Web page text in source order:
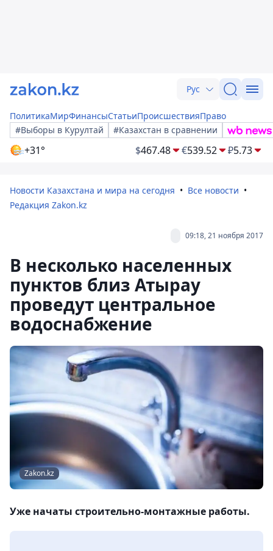
Рус
ПолитикаМирФинансыСтатьиПроисшествияПраво
#Выборы в Курултай
#Казахстан в сравнении
+31° $467.48 €539.52 ₽5.73
Новости Казахстана и мира на сегодня
Все новости
Редакция Zakon.kz
09:18, 21 ноября 2017
В несколько населенных
пунктов близ Атырау
проведут центральное
водоснабжение
Zakon.kz
Уже начаты строительно-монтажные работы.